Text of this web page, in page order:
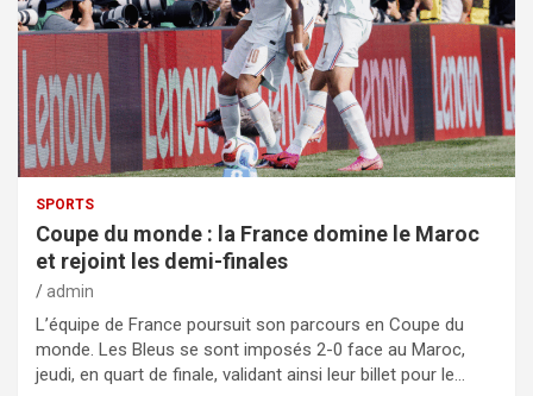
SPORTS
Coupe du monde : la France domine le Maroc
et rejoint les demi-finales
admin
L’équipe de France poursuit son parcours en Coupe du
monde. Les Bleus se sont imposés 2-0 face au Maroc,
jeudi, en quart de finale, validant ainsi leur billet pour le…